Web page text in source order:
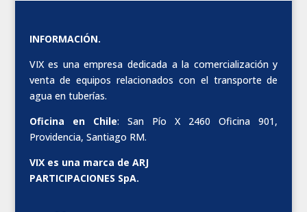
INFORMACIÓN.
VIX es una empresa dedicada a la comercialización y
venta de equipos relacionados con el transporte de
agua en tuberías.
Oficina en Chile: San Pío X 2460 Oficina 901,
Providencia, Santiago RM.
VIX es una marca de ARJ
PARTICIPACIONES SpA.